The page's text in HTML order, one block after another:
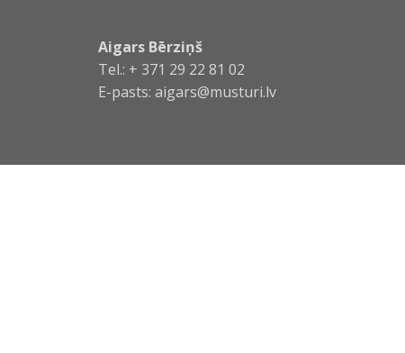
Aigars Bērziņš
Tel.: + 371 29 22 81 02
E-pasts: aigars@musturi.lv